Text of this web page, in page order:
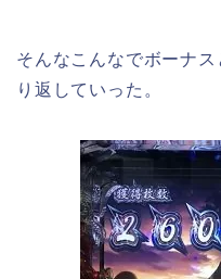
そんなこんなでボーナ
り返していった。